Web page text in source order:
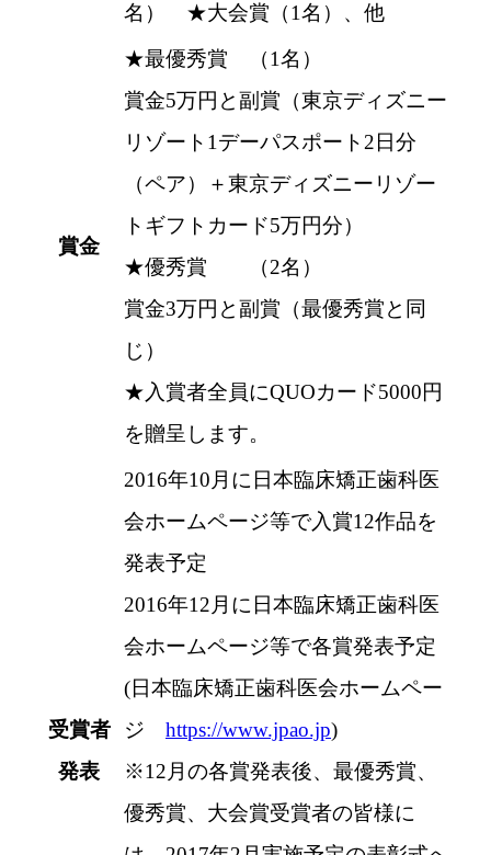
名） ★大会賞（1名）、他
賞金
★最優秀賞 （1名）
賞金5万円と副賞（東京ディズニー
リゾート1デーパスポート2日分
（ペア）＋東京ディズニーリゾー
トギフトカード5万円分）
★優秀賞 （2名）
賞金3万円と副賞（最優秀賞と同
じ）
★入賞者全員にQUOカード5000円
を贈呈します。
受賞者
発表
2016年10月に日本臨床矯正歯科医
会ホームページ等で入賞12作品を
発表予定
2016年12月に日本臨床矯正歯科医
会ホームページ等で各賞発表予定
(日本臨床矯正歯科医会ホームペー
ジ https://www.jpao.jp)
※12月の各賞発表後、最優秀賞、
優秀賞、大会賞受賞者の皆様に